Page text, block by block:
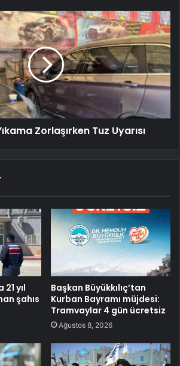
Zorlaşırken Tuz Uyarısı
yıl
şahıs
Başkan Büyükkılıç’tan
Kurban Bayramı müjdesi:
Tramvaylar 4 gün ücretsiz
Ağustos 8, 2026